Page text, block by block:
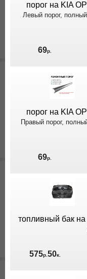
порог на KIA
Левый порог,
69р.
порог на KIA
Правый порог,
69р.
топливный бак
575р. 50к.